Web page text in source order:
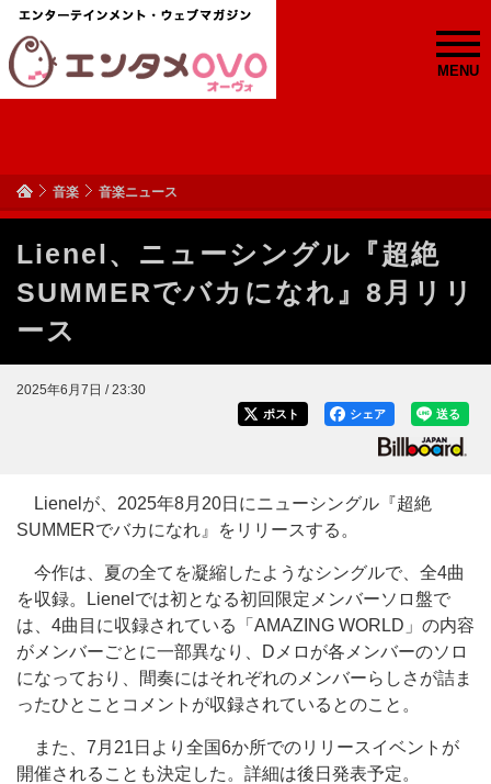
MENU
音楽 音楽ニュース
Lienel、ニューシングル『超絶
SUMMERでバカになれ』8月リリ
ース
2025年6月7日 / 23:30
送る
シェア
ポスト
Lienelが、2025年8月20日にニューシングル『超絶
SUMMERでバカになれ』をリリースする。
今作は、夏の全てを凝縮したようなシングルで、全4曲
を収録。Lienelでは初となる初回限定メンバーソロ盤で
は、4曲目に収録されている「AMAZING WORLD」の内容
がメンバーごとに一部異なり、Dメロが各メンバーのソロ
になっており、間奏にはそれぞれのメンバーらしさが詰ま
ったひとことコメントが収録されているとのこと。
また、7月21日より全国6か所でのリリースイベントが
開催されることも決定した。詳細は後日発表予定。